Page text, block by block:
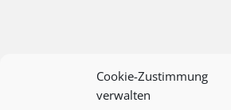
Cookie-Zustimmung
verwalten